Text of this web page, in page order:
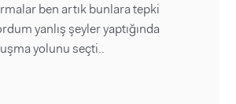
ben artık bunlara tepki
yanlış şeyler yaptığında
yolunu seçti..